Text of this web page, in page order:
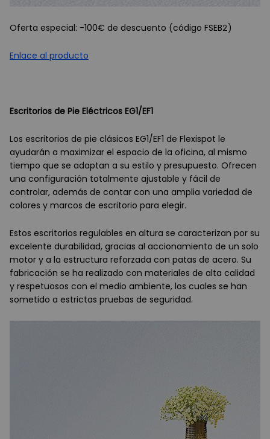
Oferta especial: -100€ de descuento (código FSEB2)
Enlace al producto
Escritorios de Pie Eléctricos EG1/EF1
Los escritorios de pie clásicos EG1/EF1 de Flexispot le
ayudarán a maximizar el espacio de la oficina, al mismo
tiempo que se adaptan a su estilo y presupuesto. Ofrecen
una configuración totalmente ajustable y fácil de
controlar, además de contar con una amplia variedad de
colores y marcos de escritorio para elegir.
Estos escritorios regulables en altura se caracterizan por su
excelente durabilidad, gracias al accionamiento de un solo
motor y a la estructura reforzada con patas de acero. Su
fabricación se ha realizado con materiales de alta calidad
y respetuosos con el medio ambiente, los cuales se han
sometido a estrictas pruebas de seguridad.